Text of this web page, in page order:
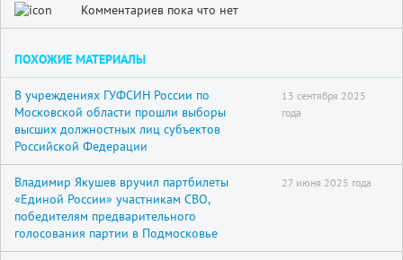
Комментариев пока что нет
ПОХОЖИЕ МАТЕРИАЛЫ
В учреждениях ГУФСИН России по
Московской области прошли выборы
высших должностных лиц субъектов
Российской Федерации
13 сентября 2025
года
Владимир Якушев вручил партбилеты
«Единой России» участникам СВО,
победителям предварительного
голосования партии в Подмосковье
27 июня 2025 года